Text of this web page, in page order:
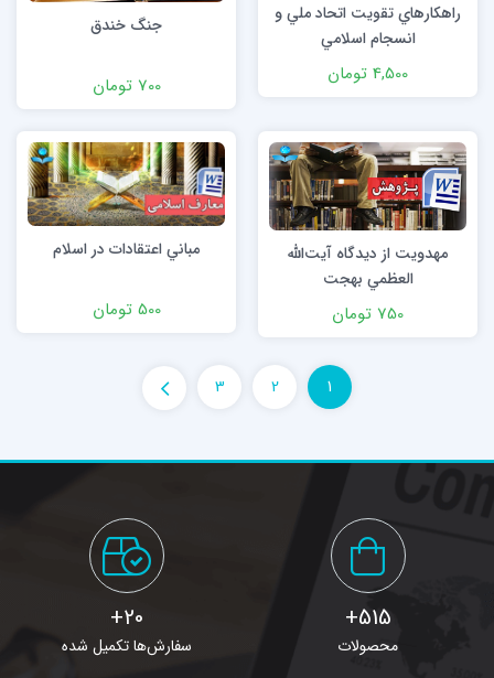
راهکارهاي تقويت اتحاد ملي و
انسجام اسلامي
4,500 تومان
جنگ خندق
700 تومان
مهدويت از ديدگاه آيت‌الله
‌العظمي بهجت
750 تومان
مباني اعتقادات در اسلام
500 تومان
1
2
3
515+
محصولات
20+
سفارش‌ها تکمیل شده